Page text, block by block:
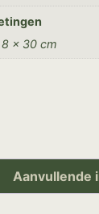
× 30 cm
Aanvullende